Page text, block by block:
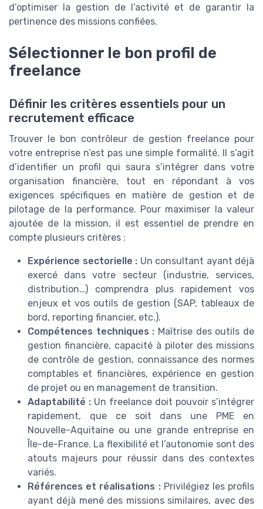
d’optimiser la gestion de l’activité et de garantir la
pertinence des missions confiées.
Sélectionner le bon profil de
freelance
Définir les critères essentiels pour un
recrutement efficace
Trouver le bon contrôleur de gestion freelance pour
votre entreprise n’est pas une simple formalité. Il s’agit
d’identifier un profil qui saura s’intégrer dans votre
organisation financière, tout en répondant à vos
exigences spécifiques en matière de gestion et de
pilotage de la performance. Pour maximiser la valeur
ajoutée de la mission, il est essentiel de prendre en
compte plusieurs critères :
Expérience sectorielle : Un consultant ayant déjà
exercé dans votre secteur (industrie, services,
distribution…) comprendra plus rapidement vos
enjeux et vos outils de gestion (SAP, tableaux de
bord, reporting financier, etc.).
Compétences techniques : Maîtrise des outils de
gestion financière, capacité à piloter des missions
de contrôle de gestion, connaissance des normes
comptables et financières, expérience en gestion
de projet ou en management de transition.
Adaptabilité : Un freelance doit pouvoir s’intégrer
rapidement, que ce soit dans une PME en
Nouvelle-Aquitaine ou une grande entreprise en
Île-de-France. La flexibilité et l’autonomie sont des
atouts majeurs pour réussir dans des contextes
variés.
Références et réalisations :Privilégiez les profils
ayant déjà mené des missions similaires, avec des